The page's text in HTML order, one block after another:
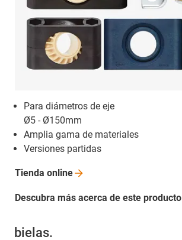
Para diámetros de eje
Ø5 - Ø150mm
Amplia gama de materiales
Versiones partidas
Tienda online
Descubra más acerca de este producto
bielas.